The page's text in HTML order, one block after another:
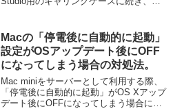
しています。
Macの「停電後に自動的に起動」
設定がOSアップデート後にOFF
になってしまう場合の対処法。
Mac miniをサーバーとして利用する際、
「停電後に自動的に起動」がOS Xアップ
デート後にOFFになってしまう場合に有